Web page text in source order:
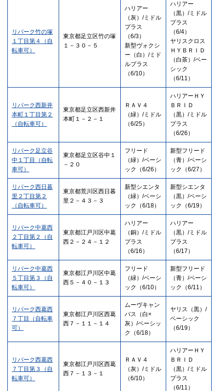
リパーク竹の塚
１丁目第４（自
転車可）
東京都足立区竹の塚
１－３０－５
ハリアー
（灰）/ミドル
プラス
（6/3）
新型ヴォクシ
ー（白）/ミド
ルプラス
（6/10）
ハリアー
（黒）/ミドル
プラス
（6/4）
ヤリスクロス
ＨＹＢＲＩＤ
（白茶）/ベー
シック
（6/11）
リパーク西新井
本町１丁目第２
（自転車可）
東京都足立区西新井
本町１－２－１
ＲＡＶ４
（緑）/ミドル
（6/25）
ハリアーＨＹ
ＢＲＩＤ
（黒）/ミドル
プラス
（6/26）
リパーク足立谷
中１丁目（自転
車可）
東京都足立区谷中１
－２０
フリード
（緑）/ベーシ
ック（6/26）
新型フリード
（青）/ベーシ
ック（6/27）
リパーク西日暮
里２丁目第２
（自転車可）
東京都荒川区西日暮
里２－４３－３
新型シエンタ
（緑）/ベーシ
ック（6/18）
新型シエンタ
（黒）/ベーシ
ック（6/19）
リパーク中葛西
２丁目第２（自
転車可）
東京都江戸川区中葛
西２－２４－１２
ハリアー
（銅）/ミドル
プラス
（6/16）
ハリアー
（黒）/ミドル
プラス
（6/17）
リパーク中葛西
５丁目第３（自
転車可）
東京都江戸川区中葛
西５－４０－１３
フリード
（緑）/ベーシ
ック（6/10）
新型フリード
（青）/ベーシ
ック（6/11）
リパーク西葛西
７丁目（自転車
可）
東京都江戸川区西葛
西７－１１－１４
ムーヴキャン
バス（白×
灰）/ベーシッ
ク（6/18）
ヤリス（黒）/
ベーシック
（6/19）
リパーク西葛西
７丁目第３（自
転車可）
東京都江戸川区西葛
西７－１３－１
ＲＡＶ４
（灰）/ミドル
（6/10）
ハリアーＨＹ
ＢＲＩＤ
（黒）/ミドル
プラス
（6/11）